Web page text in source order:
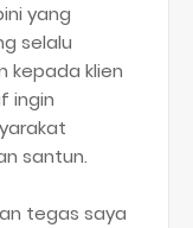
yang
selalu
kepada klien
ingin
santun.
tegas saya